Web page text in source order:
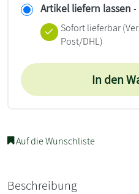
Artikel liefern lassen -
Sofort lieferbar
Post/DHL)
In den
Auf die Wunschliste
Beschreibung